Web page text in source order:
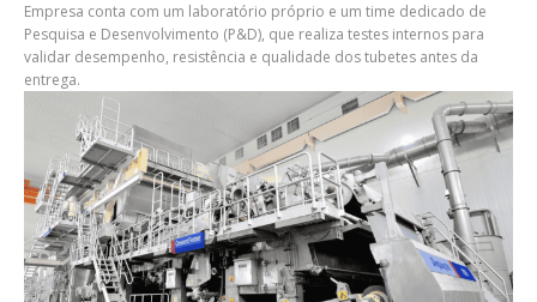
Empresa conta com um laboratório próprio e um time dedicado de
Pesquisa e Desenvolvimento (P&D), que realiza testes internos para
validar desempenho, resistência e qualidade dos tubetes antes da
entrega.